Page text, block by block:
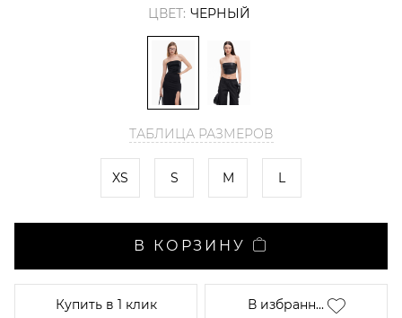
ЦВЕТ: ЧЕРНЫЙ
ТАБЛИЦА РАЗМЕРОВ
XS S M L
В КОРЗИНУ
Купитьв 1 клик В избранн...